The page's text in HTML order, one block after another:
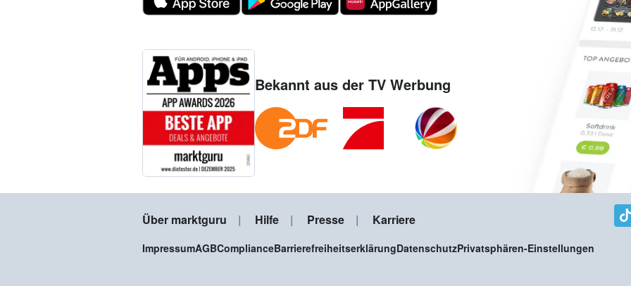
Bekannt aus der TV Werbung
Über marktguru Hilfe Presse Karriere
ImpressumAGBComplianceBarrierefreiheitserklärungDatenschutzPrivatsphären-Einstellungen